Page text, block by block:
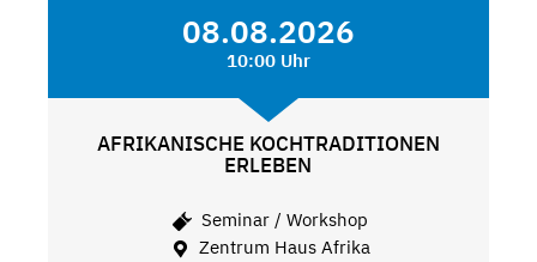
08.08.2026
10:00 Uhr
AFRIKANISCHE KOCHTRADITIONEN
ERLEBEN
Seminar / Workshop
Zentrum Haus Afrika